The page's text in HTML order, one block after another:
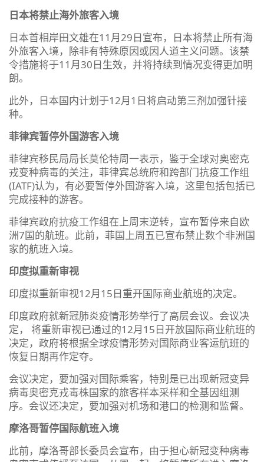
日本将禁止海外旅客入境
日本首相岸田文雄在11月29日宣布，日本将禁止所有海
外旅客入境，除非有特殊原因或因人道主义问题。该禁
令措施将于11月30日生效，并将持续到情况变得更加明
朗。
此外，日本国内计划于12月1日将启动第三剂加强针接
种。
菲律宾暂停外国游客入境
菲律宾移民局局长莫伦特周一表示，鉴于全球对奥密克
戎变种病毒的关注，菲律宾总统府和跨部门抗疫工作组
(IATF)认为，有必要暂停外国游客入境，这里包括包括已
完成接种的游客。
菲律宾政府抗疫工作组在上周末逆转，宣布暂停来自欧
洲7国的航班。此前，菲国上周五已宣布禁止数个非洲国
家的航班入境。
印度拟重新审视
印度拟重新审视12月15日重开国际商业航班的决定。
印度政府就新冠肺炎疫情形势举行了高层会议。会议决
定， 将重新审视已通过的12月15日开放国际商业航班的
决定，政府将根据全球疫情形势对国际商业客运航班的
恢复日期再作定夺。
会议决定，要加强对国际乘客，特别是已出现新冠变异
病毒奥密克戎毒株国家的旅客样本采样和全基因组测
序。会议还决定，要加强对机场和港口的检测和监督。
摩洛哥暂停国际航班入境
此前，摩洛哥部长委员会宣布，由于担心新冠变种病毒